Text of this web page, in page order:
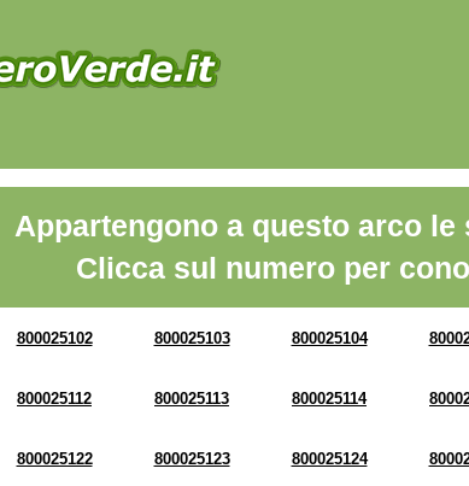
Appartengono a questo arco
Clicca sul numero per
800025102 800025103 800025104
800025112 800025113 800025114
800025122 800025123 800025124